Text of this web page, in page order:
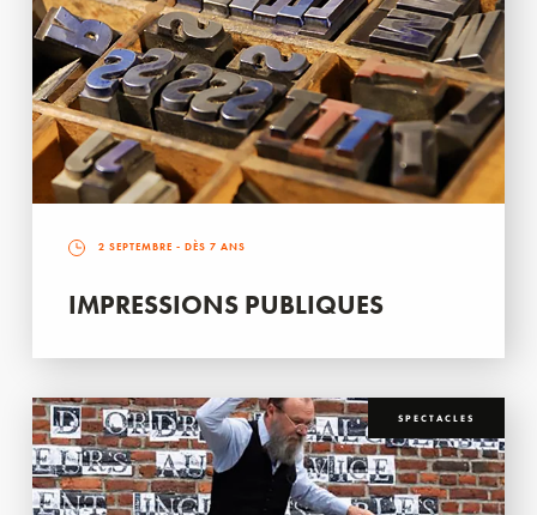
2 SEPTEMBRE - DÈS 7 ANS
IMPRESSIONS PUBLIQUES
SPECTACLES